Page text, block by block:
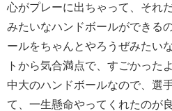
心がプレーに出ちゃって、それ
みたいなハンドボールができる
ールをちゃんとやろうぜみたい
トから気合満点で、すごかった
中大のハンドボールなので、選
て、一生懸命やってくれたのが